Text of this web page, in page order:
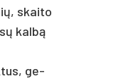
skai­to
kalbą
ge­